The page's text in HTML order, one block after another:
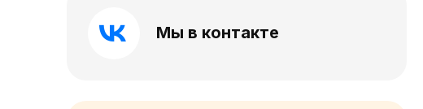
Мы в контакте